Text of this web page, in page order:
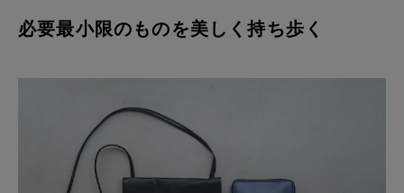
必要最小限のものを美しく持ち歩く